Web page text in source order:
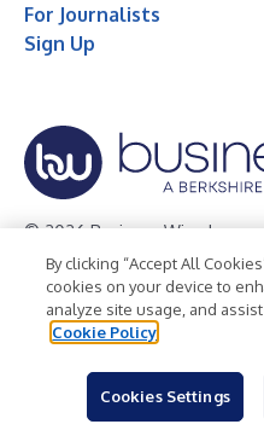
For Journalists
Sign Up
© 2026 Business Wire, Inc.
Privacy Policy Cookie Policy
Terms of Use
Legal
By clicking “Accept All
cookies on your device to
analyze site usage, and
Cookie Policy
Cookies Settings